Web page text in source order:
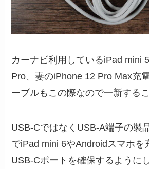
カーナビ利用しているiPad mini
Pro、妻のiPhone 12 Pro Max充
ーブルもこの際なので一新する
USB-CではなくUSB-A端子の製
でiPad mini 6やAndroidスマホを
USB-Cポートを確保するように